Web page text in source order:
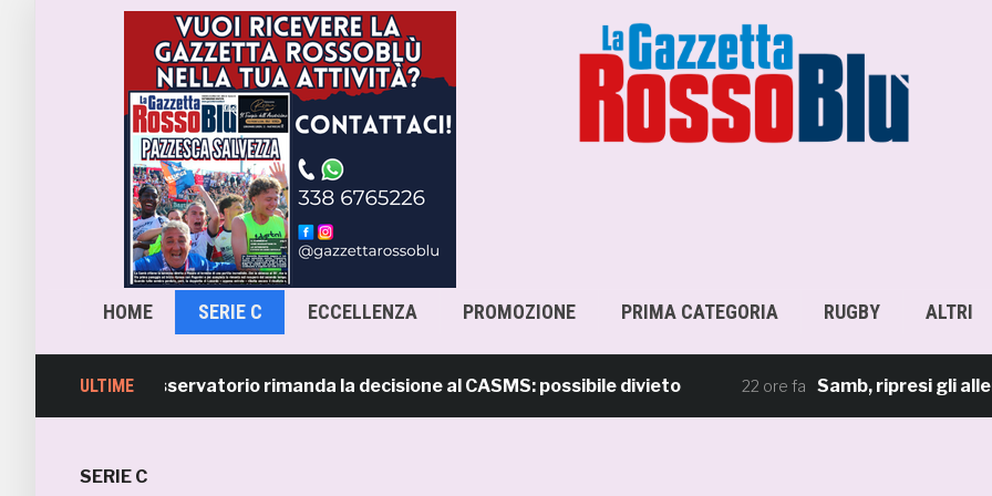
HOME SERIE C ECCELLENZA PROMOZIONE PRIMA CATEGORIA RUGBY ALTRI
ULTIME
Samb, l’Osservatorio rimanda la decisione al CASMS: possibile divieto 22 ore fa Samb, ripresi gli
SERIE C